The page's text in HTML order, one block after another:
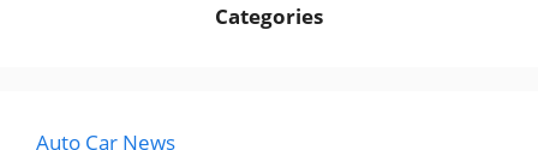
Categories
Auto Car News